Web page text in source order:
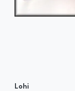
Lohi